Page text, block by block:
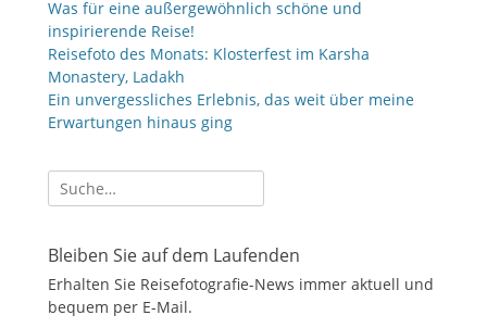
Was für eine außergewöhnlich schöne und
inspirierende Reise!
Reisefoto des Monats: Klosterfest im Karsha
Monastery, Ladakh
Ein unvergessliches Erlebnis, das weit über meine
Erwartungen hinaus ging
Suche
nach:
Bleiben Sie auf dem Laufenden
Erhalten Sie Reisefotografie-News immer aktuell und
bequem per E-Mail.